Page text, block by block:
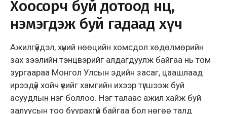
Хоосорч буй дотоод нөөц,
нэмэгдэж буй гадаад хүч
Ажилгүйдэл, хүний нөөцийн хомсдол хөдөлмөрийн
зах зээлийн тэнцвэрийг алдагдуулж байгаа нь том
зургаараа Монгол Улсын эдийн засаг, цаашлаад
ирээдүй хойч үеийг хамгийн ихээр түгшээж буй
асуудлын нэг боллоо. Нэг талаас ажил хайж буй
залуусын тоо буурахгүй байгаа бол нөгөө талд